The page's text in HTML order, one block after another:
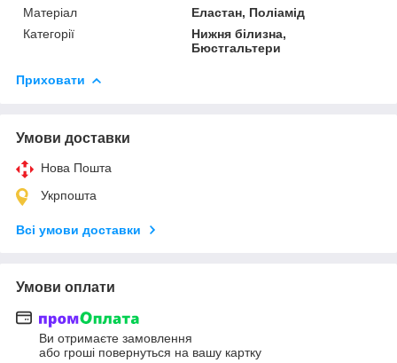
Матеріал
Еластан, Поліамід
Категорії
Нижня білизна,
Бюстгальтери
Приховати
Умови доставки
Нова Пошта
Укрпошта
Всі умови доставки
Умови оплати
Ви отримаєте замовлення
або гроші повернуться на вашу картку